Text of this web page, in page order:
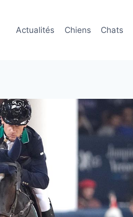
Actualités Chiens Chats